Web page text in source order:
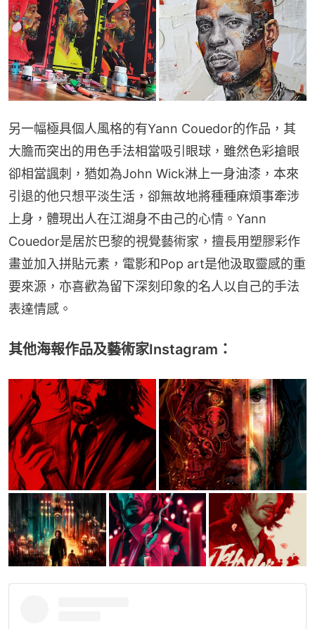
另一幅極具個人風格的有Yann Couedor的作品，其
大膽而突出的用色手法相當吸引眼球，雖然色彩搶眼
卻相當諷刺，猶如為John Wick淋上一身油漆，本來
引退的他只想平淡生活，卻無故地將種種麻煩事牽涉
上身，體現出人在江湖身不由己的心情。Yann
Couedor是居於巴黎的視覺藝術家，擅長用塑膠彩作
畫並加入拼貼元素，電影和Pop art是他汲取靈感的重
要來源，亦喜歡為留下深刻印象的名人以自己的手法
表達情感。
其他海報作品及藝術家Instagram：